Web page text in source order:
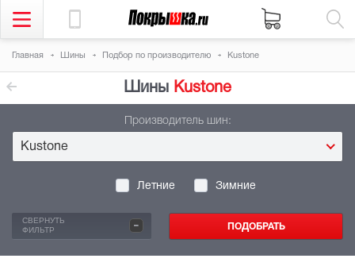
Главная Шины Подбор по производителю Kustone
Шины Kustone
Производитель шин:
Kustone
Летние Зимние
СВЕРНУТЬ
ФИЛЬТР
-